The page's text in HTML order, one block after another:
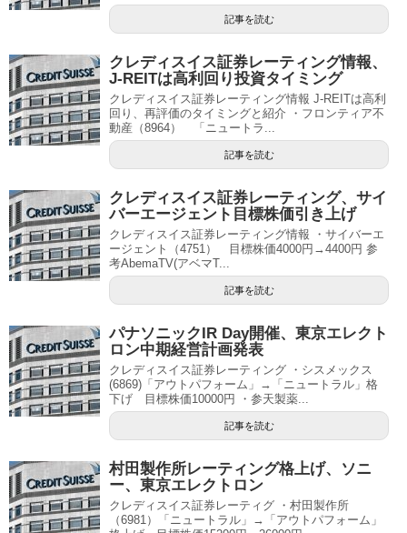
記事を読む
クレディスイス証券レーティング情報、
J-REITは高利回り投資タイミング
クレディスイス証券レーティング情報 J-REITは高利
回り、再評価のタイミングと紹介 ・フロンティア不
動産（8964） 「ニュートラ...
記事を読む
クレディスイス証券レーティング、サイ
バーエージェント目標株価引き上げ
クレディスイス証券レーティング情報 ・サイバーエ
ージェント（4751） 目標株価4000円→4400円 参
考AbemaTV(アベマT...
記事を読む
パナソニックIR Day開催、東京エレクト
ロン中期経営計画発表
クレディスイス証券レーティング ・シスメックス
(6869)「アウトパフォーム」→「ニュートラル」格
下げ 目標株価10000円 ・参天製薬...
記事を読む
村田製作所レーティング格上げ、ソニ
ー、東京エレクトロン
クレディスイス証券レーティグ ・村田製作所
（6981）「ニュートラル」→「アウトパフォーム」